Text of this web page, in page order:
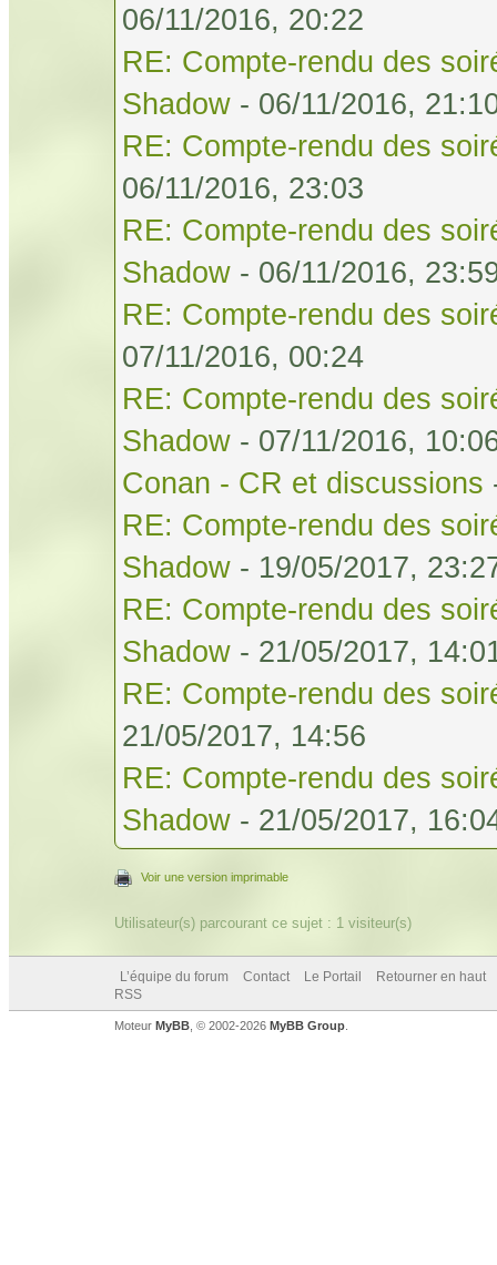
06/11/2016, 20:22
RE: Compte-rendu des
Shadow - 06/11/2016,
RE: Compte-rendu des
06/11/2016, 23:03
RE: Compte-rendu des
Shadow - 06/11/2016,
RE: Compte-rendu des
07/11/2016, 00:24
RE: Compte-rendu des
Shadow - 07/11/2016,
Conan - CR et discussions
RE: Compte-rendu des
Shadow - 19/05/2017,
RE: Compte-rendu des
Shadow - 21/05/2017,
RE: Compte-rendu des
21/05/2017, 14:56
RE: Compte-rendu des
Shadow - 21/05/2017,
Voir une version imprimable
Utilisateur(s) parcourant ce sujet : 1 visiteur(s)
L’équipe du forum Contact Le Portail
Retourner en haut
RSS
Moteur MyBB , © 2002-2026 MyBB Group